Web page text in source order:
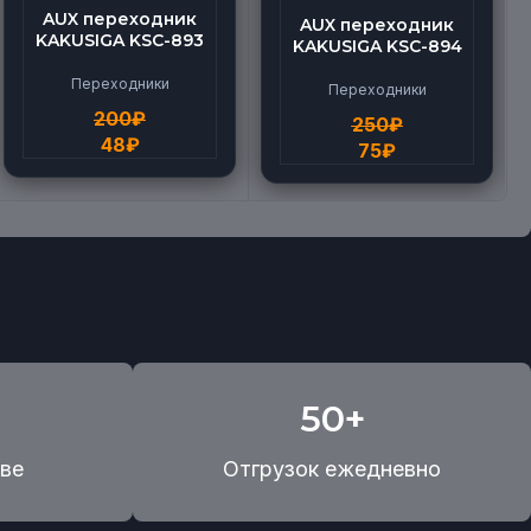
AUX переходник
KAKUSIGA KSC-893
Переходники
200₽
48₽
AUX переходник
KAKUSIGA KSC-894
Переходники
250₽
75₽
50+
Отгрузок ежедневно